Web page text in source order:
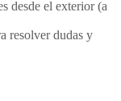
desde el exterior (a
resolver dudas y